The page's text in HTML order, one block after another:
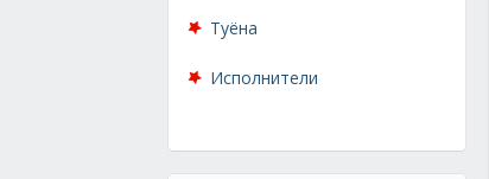
Туёна
Исполнители